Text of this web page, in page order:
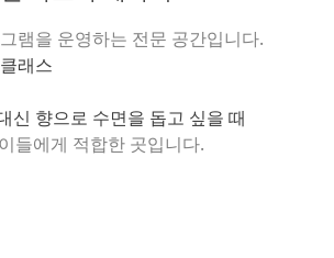
램을 운영하는 전문 공간입니다.
래스
신 향으로 수면을 돕고 싶을 때
들에게 적합한 곳입니다.